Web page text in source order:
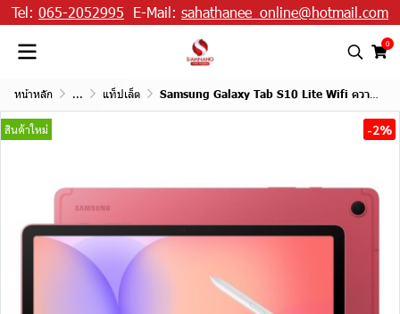
Tel: 065-2052995 E-Mail: sahathanee_online@hotmail.com
0
หน้าหลัก ... แท็ปเล็ต Samsung Galaxy Tab S10 Lite Wifi ความจุ 6+128GB
สินค้าใหม่ -2%